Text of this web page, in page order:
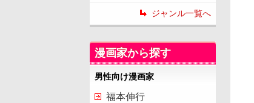
ジャンル一覧へ
漫画家から探す
男性向け漫画家
福本伸行